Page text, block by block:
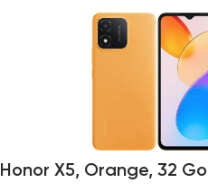
Honor X5, Orange, 32 Go